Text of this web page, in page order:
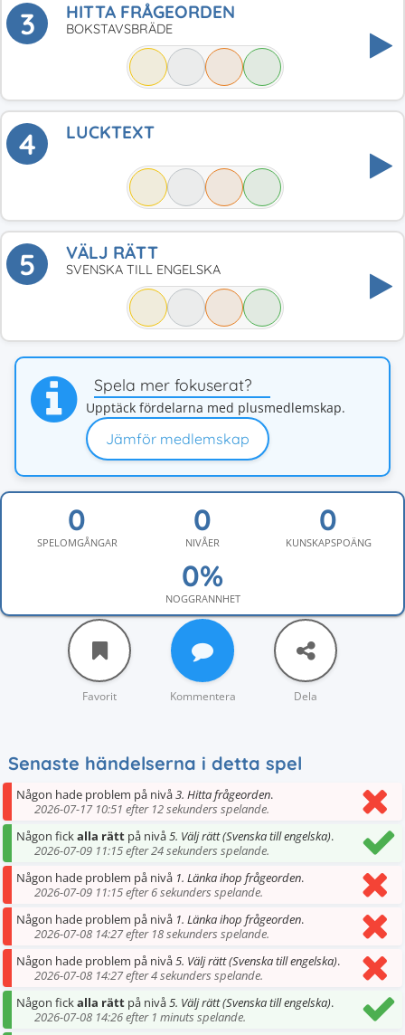
3 HITTA FRÅGEORDEN
BOKSTAVSBRÄDE
4 LUCKTEXT
5 VÄLJ RÄTT
SVENSKA TILL ENGELSKA
Spela mer fokuserat?
Upptäck fördelarna med plusmedlemskap.
Jämför medlemskap
SPELOMGÅNGAR NIVÅER KUNSKAPSPOÄNG
NOGGRANNHET
Favorit Kommentera Dela
Senaste händelserna i detta spel
Någon hade problem på nivå3. Hitta frågeorden.
2026-07-17 10:51 efter 12 sekunders spelande.
Någon fickalla rätt på nivå5. Välj rätt (Svenska till engelska).
2026-07-09 11:15 efter 24 sekunders spelande.
Någon hade problem på nivå 1. Länka ihop frågeorden.
2026-07-09 11:15 efter 6 sekunders spelande.
Någon hade problem på nivå 1. Länka ihop frågeorden.
2026-07-08 14:27 efter 18 sekunders spelande.
Någon hade problem på nivå5. Välj rätt (Svenska till engelska).
2026-07-08 14:27 efter 4 sekunders spelande.
Någon fickalla rätt på nivå5. Välj rätt (Svenska till engelska).
2026-07-08 14:26 efter 1 minuts spelande.